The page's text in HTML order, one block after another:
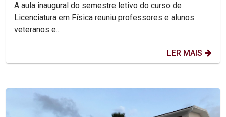
A aula inaugural do semestre letivo do curso de
Licenciatura em Física reuniu professores e alunos
veteranos e...
LER MAIS